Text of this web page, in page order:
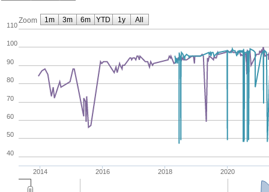
Zoom
2014 2016 2018 2020
40
50
60
70
80
90
100
110
1m 3m 6m YTD 1y All